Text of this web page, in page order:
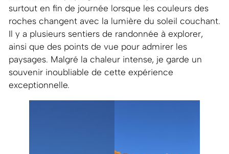
surtout en fin de journée lorsque les couleurs des
roches changent avec la lumière du soleil couchant.
Il y a plusieurs sentiers de randonnée à explorer,
ainsi que des points de vue pour admirer les
paysages. Malgré la chaleur intense, je garde un
souvenir inoubliable de cette expérience
exceptionnelle.